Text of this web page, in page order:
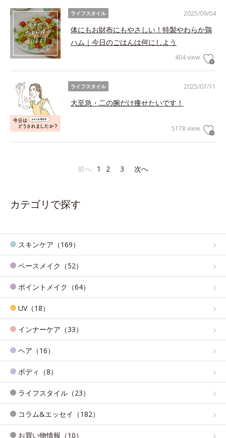
2025/09/04
ライフスタイル
体にもお財布にもやさしい！特製やわらか鶏
ハム｜今日のごはんは何にしよう
404 view
2025/07/11
ライフスタイル
大至急・二の腕だけ痩せたいです！
5178 view
前へ 1 2 3 次へ
カテゴリで探す
スキンケア（169）
ベースメイク（52）
ポイントメイク（64）
UV（18）
インナーケア（33）
ヘア（16）
ボディ（8）
ライフスタイル（23）
コラム&エッセイ（182）
お買い物情報（10）